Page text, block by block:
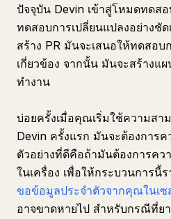
ปัจจุบัน Devin เข้าสู่โหมดทดส
ทดสอบการเปลี่ยนแปลงอย่างชั
สร้าง PR มันจะเสนอให้ทดสอบ
เกี่ยวข้อง จากนั้น มันจะสร้างแ
ทำงาน
บ่อยครั้งเมื่อคุณเริ่มใช้ความสา
Devin ครั้งแรก มันจะต้องการ
ตัวอย่างที่ดีคือถ้ามันต้องการค
ในเครื่อง เพื่อให้กระบวนการนี้
ขอข้อมูลประจำตัวจากคุณในเ
อาจขาดหายไป สำหรับกรณีที่